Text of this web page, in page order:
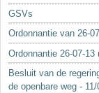
GSVs
Ordonnantie van 26-
Ordonnantie 26-07-
Besluit van de
de openbare weg -